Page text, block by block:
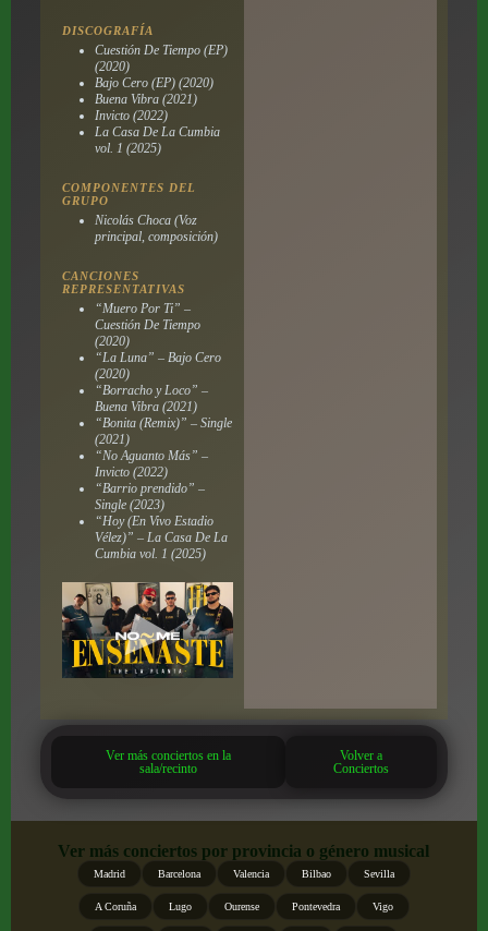
DISCOGRAFÍA
Cuestión De Tiempo (EP)
(2020)
Bajo Cero (EP) (2020)
Buena Vibra (2021)
Invicto (2022)
La Casa De La Cumbia
vol. 1 (2025)
COMPONENTES DEL
GRUPO
Nicolás Choca (Voz
principal, composición)
CANCIONES
REPRESENTATIVAS
“Muero Por Ti” –
Cuestión De Tiempo
(2020)
“La Luna” – Bajo Cero
(2020)
“Borracho y Loco” –
Buena Vibra (2021)
“Bonita (Remix)” – Single
(2021)
“No Aguanto Más” –
Invicto (2022)
“Barrio prendido” –
Single (2023)
“Hoy (En Vivo Estadio
Vélez)” – La Casa De La
Cumbia vol. 1 (2025)
Ver más conciertos en la
sala/recinto
Volver a
Conciertos
Ver más conciertos por provincia o género musical
Madrid Barcelona Valencia Bilbao Sevilla
A Coruña Lugo Ourense Pontevedra Vigo